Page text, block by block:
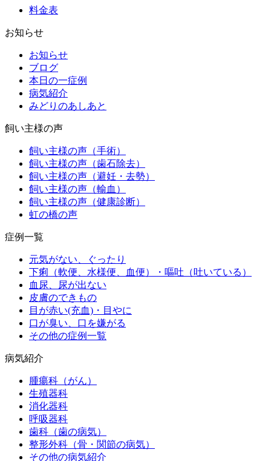
料金表
お知らせ
お知らせ
ブログ
本日の一症例
病気紹介
みどりのあしあと
飼い主様の声
飼い主様の声（手術）
飼い主様の声（歯石除去）
飼い主様の声（避妊・去勢）
飼い主様の声（輸血）
飼い主様の声（健康診断）
虹の橋の声
症例一覧
元気がない、ぐったり
下痢（軟便、水様便、血便）・嘔吐（吐いている）
血尿、尿が出ない
皮膚のできもの
目が赤い(充血)・目やに
口が臭い、口を嫌がる
その他の症例一覧
病気紹介
腫瘍科（がん）
生殖器科
消化器科
呼吸器科
歯科（歯の病気）
整形外科（骨・関節の病気）
その他の病気紹介